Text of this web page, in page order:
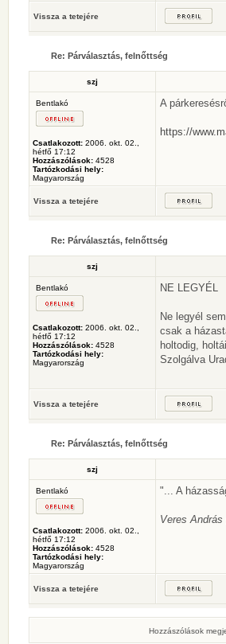
Vissza a tetejére
Re: Párválasztás, felnőttség
szj
Bentlakó
Csatlakozott: 2006. okt. 02.,
hétfő 17:12
Hozzászólások: 4528
Tartózkodási hely:
Magyarország
A
https://
Vissza a tetejére
Re: Párválasztás, felnőttség
szj
Bentlakó
Csatlakozott: 2006. okt. 02.,
hétfő 17:12
Hozzászólások: 4528
Tartózkodási hely:
Magyarország
NE LEGYÉL
Ne legyél
csak a
holtodig,
Szolgálva
Vissza a tetejére
Re: Párválasztás, felnőttség
szj
Bentlakó
Csatlakozott: 2006. okt. 02.,
hétfő 17:12
Hozzászólások: 4528
Tartózkodási hely:
Magyarország
"... A
Veres
Vissza a tetejére
Hozzászólások